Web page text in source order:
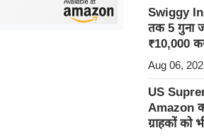
Swiggy
तक 5 गुना
₹10,000
Aug 06,
US
Amazon
ग्राहकों को